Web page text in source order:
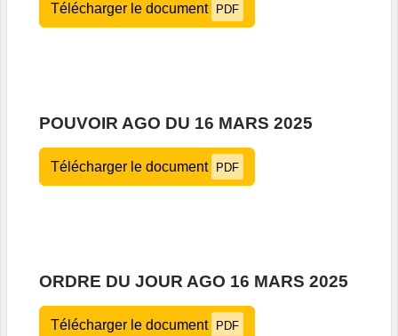
Télécharger le document PDF
POUVOIR AGO DU 16 MARS 2025
Télécharger le document PDF
ORDRE DU JOUR AGO 16 MARS 2025
Télécharger le document PDF